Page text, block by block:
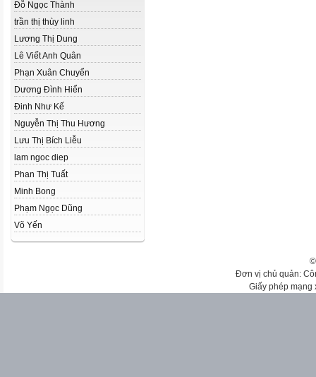
Đỗ Ngọc Thành
trần thị thùy linh
Lương Thị Dung
Lê Viết Anh Quân
Phạn Xuân Chuyển
Dương Đình Hiển
Đinh Như Kế
Nguyễn Thị Thu Hương
Lưu Thị Bích Liễu
lam ngoc diep
Phan Thị Tuất
Minh Bong
Phạm Ngọc Dũng
Võ Yến
Đơn vị chủ quản:
Giấy phép mạng